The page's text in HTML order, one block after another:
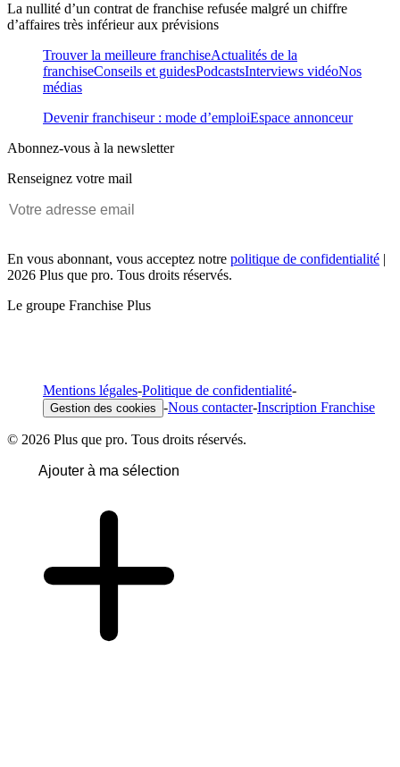
La nullité d’un contrat de franchise refusée malgré un chiffre
d’affaires très inférieur aux prévisions
Trouver la meilleure franchiseActualités de la
franchiseConseils et guidesPodcastsInterviews vidéoNos
médias
Devenir franchiseur : mode d’emploiEspace annonceur
Abonnez-vous à la newsletter
Renseignez votre mail
En vous abonnant, vous acceptez notre politique de confidentialité |
2026 Plus que pro. Tous droits réservés.
Le groupe Franchise Plus
Mentions légales-Politique de confidentialité-
Gestion des cookies -Nous contacter-Inscription Franchise
© 2026 Plus que pro. Tous droits réservés.
Ajouter à ma sélection